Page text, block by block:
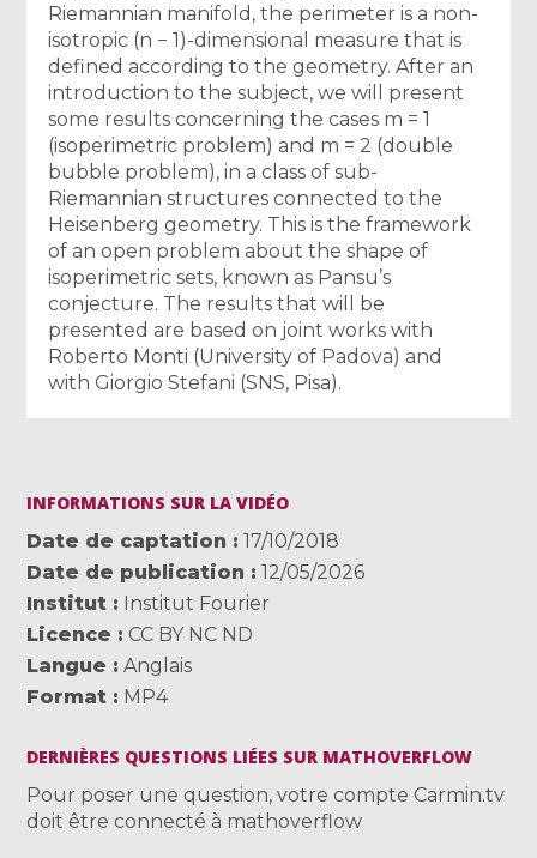
Riemannian manifold, the perimeter is a non-
isotropic (n − 1)-dimensional measure that is
defined according to the geometry. After an
introduction to the subject, we will present
some results concerning the cases m = 1
(isoperimetric problem) and m = 2 (double
bubble problem), in a class of sub-
Riemannian structures connected to the
Heisenberg geometry. This is the framework
of an open problem about the shape of
isoperimetric sets, known as Pansu’s
conjecture. The results that will be
presented are based on joint works with
Roberto Monti (University of Padova) and
with Giorgio Stefani (SNS, Pisa).
INFORMATIONS SUR LA VIDÉO
Date de captation
17/10/2018
Date de publication
12/05/2026
Institut
Institut Fourier
Licence
CC BY NC ND
Langue
Anglais
Format
MP4
DERNIÈRES QUESTIONS LIÉES SUR MATHOVERFLOW
Pour poser une question, votre compte Carmin.tv
doit être connecté à mathoverflow